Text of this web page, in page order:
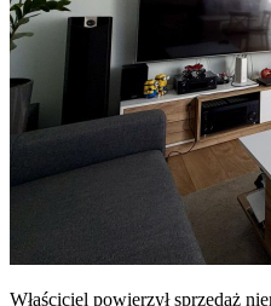
Właściciel powierzył sprzedaż